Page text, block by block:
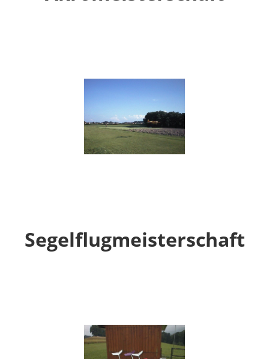
Segelflugmeisterschaft